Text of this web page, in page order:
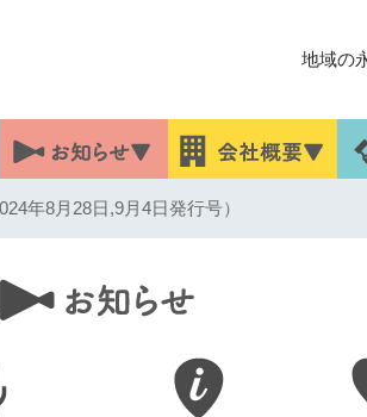
地域の
年8月28日,9月4日発行号）